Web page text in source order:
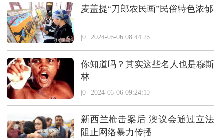
麦盖提“刀郎农民画”民俗特色浓郁
|0 | 2024-06-06 08:44:26
你知道吗？其实这些名人也是穆斯
林
|0 | 2024-06-06 09:24:10
新西兰枪击案后 澳议会通过立法
阻止网络暴力传播